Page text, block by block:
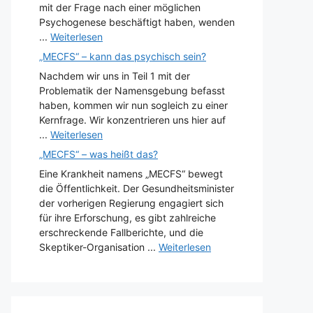
mit der Frage nach einer möglichen
Psychogenese beschäftigt haben, wenden
... Weiterlesen
„MECFS“ – kann das psychisch sein?
Nachdem wir uns in Teil 1 mit der
Problematik der Namensgebung befasst
haben, kommen wir nun sogleich zu einer
Kernfrage. Wir konzentrieren uns hier auf
... Weiterlesen
„MECFS“ – was heißt das?
Eine Krankheit namens „MECFS“ bewegt
die Öffentlichkeit. Der Gesundheitsminister
der vorherigen Regierung engagiert sich
für ihre Erforschung, es gibt zahlreiche
erschreckende Fallberichte, und die
Skeptiker-Organisation ... Weiterlesen